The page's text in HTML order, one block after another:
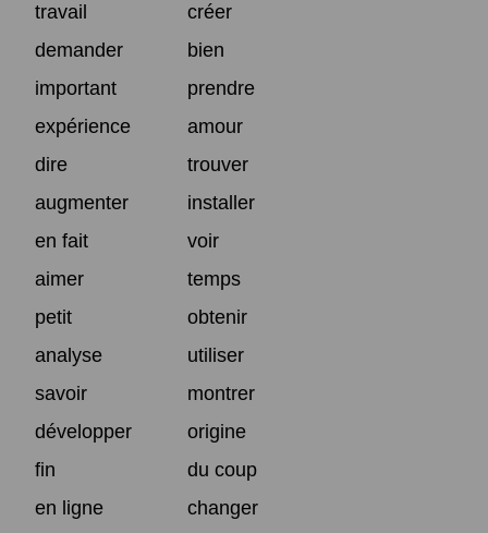
travail
créer
demander
bien
important
prendre
expérience
amour
dire
trouver
augmenter
installer
en fait
voir
aimer
temps
petit
obtenir
analyse
utiliser
savoir
montrer
développer
origine
fin
du coup
en ligne
changer